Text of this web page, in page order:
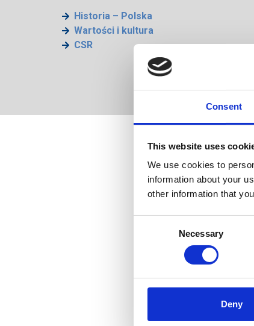
Consent
This website uses
We use cookies to
information about your
other information that
Necessary
Deny
Historia – Polska
Wartości i kultura
CSR
Realizacja
projektowania
klientów.
Misją Qubiqa
automatyki we
Wskaźnikami